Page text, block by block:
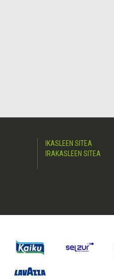
IKASLEEN SITEA
IRAKASLEEN SITEA